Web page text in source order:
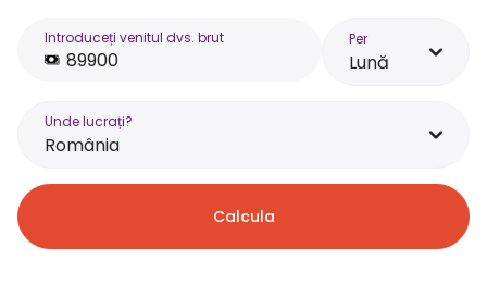
Introduceți venitul dvs. brut Per
Lună
Unde lucrați?
România
Calcula